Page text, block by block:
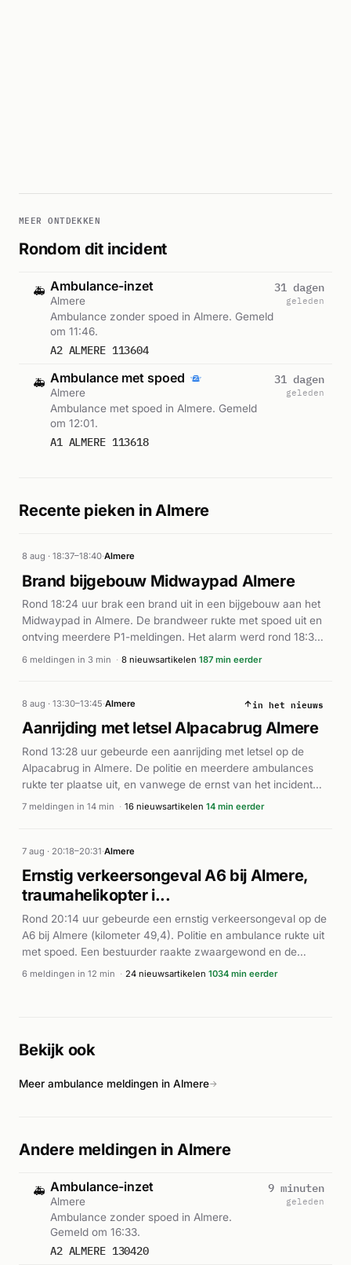
MEER ONTDEKKEN
Rondom dit incident
🚑 Ambulance-inzet
Almere
Ambulance zonder spoed in Almere. Gemeld
om 11:46.
A2 ALMERE 113604
31 dagen
geleden
🚑 Ambulance met spoed
Almere
Ambulance met spoed in Almere. Gemeld
om 12:01.
A1 ALMERE 113618
31 dagen
geleden
Recente pieken in Almere
8 aug · 18:37–18:40·Almere
Brand bijgebouw Midwaypad Almere
Rond 18:24 uur brak een brand uit in een bijgebouw aan het
Midwaypad in Almere. De brandweer rukte met spoed uit en
ontving meerdere P1-meldingen. Het alarm werd rond 18:34
uur ingetrokken, wat erop wijst dat de situatie snel onder
brandstichting niet kon worden uitgesloten. De brandweer
had de situatie rond 18:37 uur volledig in hand.
6 meldingen in 3 min · 8 nieuwsartikelen 187 min eerder
8 aug · 13:30–13:45·Almere in het nieuws
Aanrijding met letsel Alpacabrug Almere
Rond 13:28 uur gebeurde een aanrijding met letsel op de
Alpacabrug in Almere. De politie en meerdere ambulances
rukte ter plaatse uit, en vanwege de ernst van het incident
werd ook een traumahelikopter gealarmeerd. Volgens de
plaatse om de betrokken personen te helpen. Een apart
verkeersongeval met letsel werd rond 13:42 uur gemeld op
de Spoordreef in dezelfde stad.
7 meldingen in 14 min · 16 nieuwsartikelen 14 min eerder
7 aug · 20:18–20:31·Almere
Ernstig verkeersongeval A6 bij Almere,
traumahelikopter i...
Rond 20:14 uur gebeurde een ernstig verkeersongeval op de
A6 bij Almere (kilometer 49,4). Politie en ambulance rukte uit
met spoed. Een bestuurder raakte zwaargewond en de
traumahelikopter werd gealarmeerd, volgens de Stentor. Het
botsing met een stadsbus, wat een gelijktijdig
6 meldingen in 12 min · 24 nieuwsartikelen 1034 min eerder
Bekijk ook
Meer ambulance meldingen in Almere→
Andere meldingen in Almere
🚑 Ambulance-inzet
Almere
Ambulance zonder spoed in Almere.
Gemeld om 16:33.
A2 ALMERE 130420
9 minuten
geleden